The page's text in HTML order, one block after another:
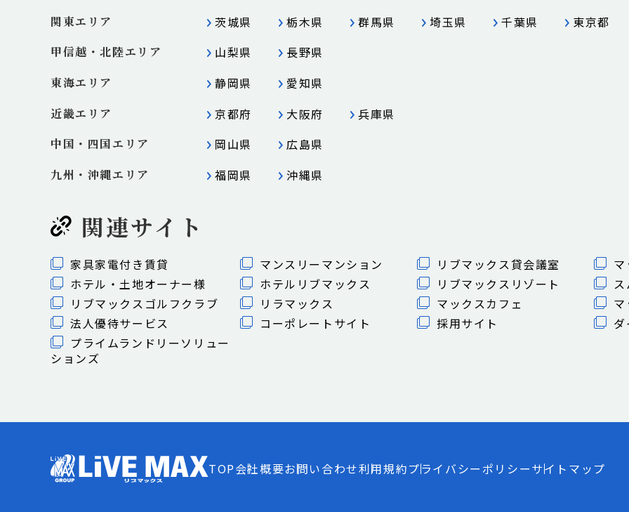
関東エリア 茨城県 栃木県 群馬県 埼玉県 千葉県 東京都
甲信越・北陸エリア 山梨県 長野県
東海エリア 静岡県 愛知県
近畿エリア 京都府 大阪府 兵庫県
中国・四国エリア 岡山県 広島県
九州・沖縄エリア 福岡県 沖縄県
関連サイト
家具家電付き賃貸 マンスリーマンション リブマックス貸会議室
ホテル・土地オーナー様
ホテルリブマックス リブマックスリゾート
リブマックスゴルフクラブ
リラマックス マックスカフェ
法人優待サービス
コーポレートサイト 採用サイト
プライムランドリーソリュー
ションズ
TOP会社概要お問い合わせ利用規約プライバシーポリシーサイトマップ